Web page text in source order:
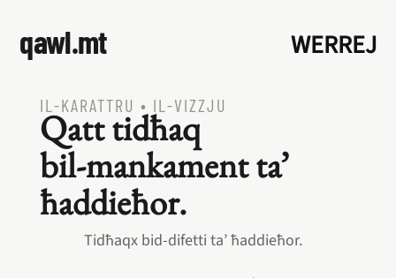
qawl.mt WERREJ
IL‑KARATTRU • IL‑VIZZJU
Qatt tidħaq
bil‑mankament ta’
ħaddieħor.
Tidħaqx bid‑difetti ta’ ħaddieħor.